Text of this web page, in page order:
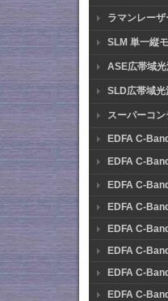
ラマンレー
SLM 単一縦
ASE広帯域
SLD広帯域光
スーパーコ
EDFA C-
EDFA C-
EDFA C-
EDFA C-
EDFA C-
EDFA C-
EDFA C-
EDFA C-